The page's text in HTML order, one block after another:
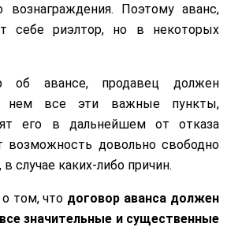
вознаграждения. Поэтому аванс,
себе риэлтор, но в некоторых
об авансе, продавец должен
нем все эти важные пункты,
его в дальнейшем от отказа
возможность довольно свободно
случае каких-либо причин.
том, что договор аванса должен
значительные и существенные